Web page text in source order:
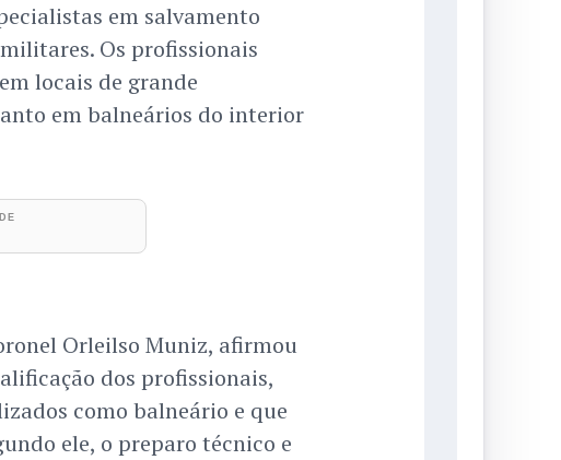
em salvamento
Os profissionais
locais de grande
em balneários do interior
Orleilso Muniz, afirmou
dos profissionais,
como balneário e que
ele, o preparo técnico e